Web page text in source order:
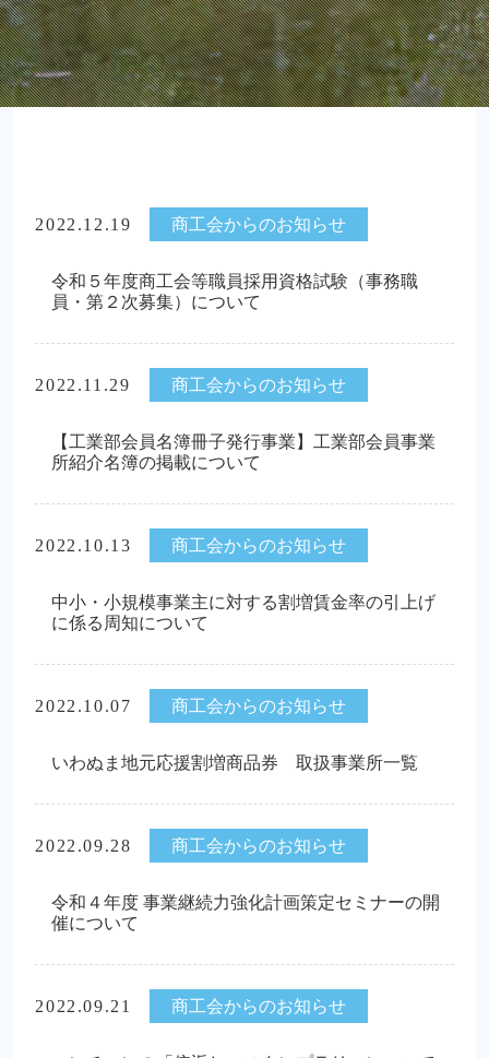
2022.12.19 商工会からのお知らせ
令和５年度商工会等職員採用資格試験（事務職
員・第２次募集）について
2022.11.29 商工会からのお知らせ
【工業部会員名簿冊子発行事業】工業部会員事業
所紹介名簿の掲載について
2022.10.13 商工会からのお知らせ
中小・小規模事業主に対する割増賃金率の引上げ
に係る周知について
2022.10.07 商工会からのお知らせ
いわぬま地元応援割増商品券 取扱事業所一覧
2022.09.28 商工会からのお知らせ
令和４年度 事業継続力強化計画策定セミナーの開
催について
2022.09.21 商工会からのお知らせ